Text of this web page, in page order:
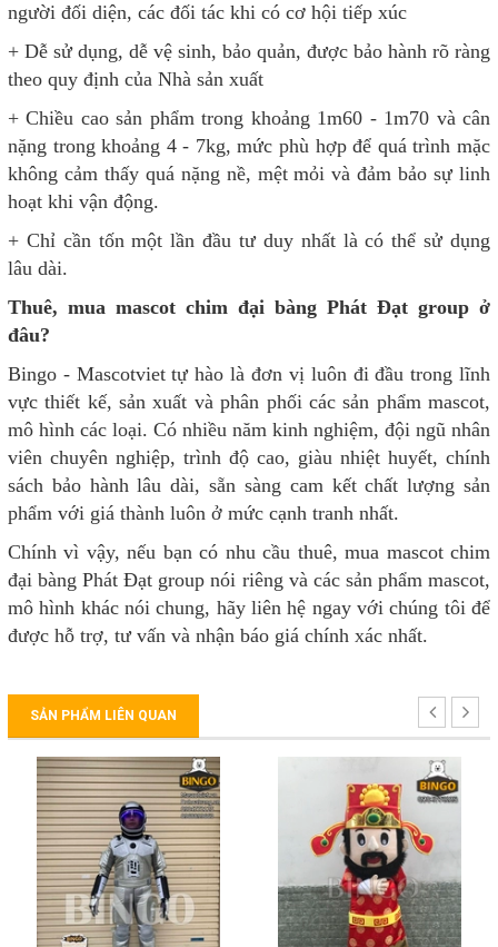
người đối diện, các đối tác khi có cơ hội tiếp xúc
+ Dễ sử dụng, dễ vệ sinh, bảo quản, được bảo hành rõ ràng
theo quy định của Nhà sản xuất
+ Chiều cao sản phẩm trong khoảng 1m60 - 1m70 và cân
nặng trong khoảng 4 - 7kg, mức phù hợp để quá trình mặc
không cảm thấy quá nặng nề, mệt mỏi và đảm bảo sự linh
hoạt khi vận động.
+ Chỉ cần tốn một lần đầu tư duy nhất là có thể sử dụng
lâu dài.
Thuê, mua mascot chim đại bàng Phát Đạt group ở
đâu?
Bingo - Mascotviet tự hào là đơn vị luôn đi đầu trong lĩnh
vực thiết kế, sản xuất và phân phối các sản phẩm mascot,
mô hình các loại. Có nhiều năm kinh nghiệm, đội ngũ nhân
viên chuyên nghiệp, trình độ cao, giàu nhiệt huyết, chính
sách bảo hành lâu dài, sẵn sàng cam kết chất lượng sản
phẩm với giá thành luôn ở mức cạnh tranh nhất.
Chính vì vậy, nếu bạn có nhu cầu thuê, mua mascot chim
đại bàng Phát Đạt group nói riêng và các sản phẩm mascot,
mô hình khác nói chung, hãy liên hệ ngay với chúng tôi để
được hỗ trợ, tư vấn và nhận báo giá chính xác nhất.
SẢN PHẨM LIÊN QUAN